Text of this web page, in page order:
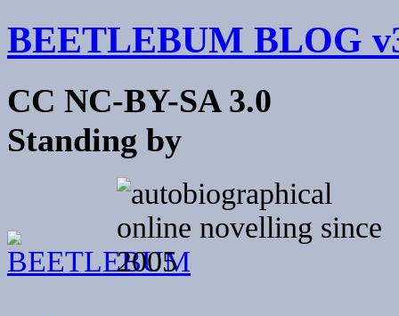
BEETLEBUM BLOG
CC NC-BY-SA 3.0
Standing by